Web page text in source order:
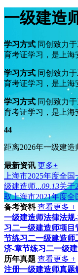
一级建造
学习方式 同创致力
育考证学习，是上海
学习方式 同创致力
育考证学习，是上海
学习方式 同创致力
育考证学习，是上海
44
距离2026年一级建造
最新资讯 更多+
上海市2025年度全
级建造师...09.13关于
取上海市2021年度全
备考资料 查看更多 +
一级建造师法律法规
习二一级建造师项目
节练习二一级建造师
济-章节练习二一级
历年真题 查看更多 +
注册一级建造师真题